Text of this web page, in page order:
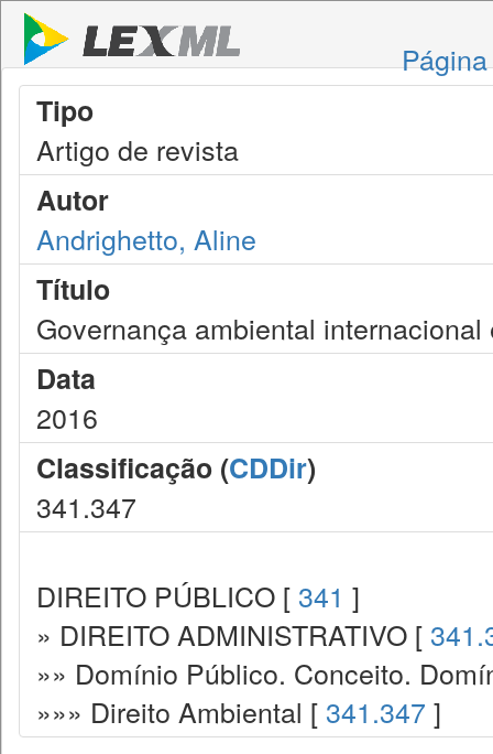
Tipo
Artigo de revista
Autor
Andrighetto, Aline
Título
Governança ambiental
Data
2016
Classificação (CDDir)
341.347
DIREITO PÚBLICO [ 341 ]
» DIREITO ADMINISTRATIVO [
»» Domínio Público. Conceito.
»»» Direito Ambiental [ 341.347 ]